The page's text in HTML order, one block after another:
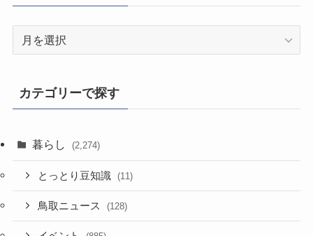
カテゴリーで探す
暮らし (2,274)
とっとり豆知識 (11)
鳥取ニュース (128)